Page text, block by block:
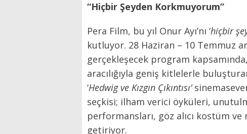
“Hiçbir Şeyden Korkmuyorum”
Pera Film, bu yıl Onur Ayı’nı ‘hiçbir
kutluyor. 28 Haziran – 10 Temmuz
gerçekleşecek program
aracılığıyla geniş kitlelerle
‘Hedwig ve Kızgın Çıkıntısı’
seçkisi; ilham verici öyküleri,
performansları, göz alıcı kostüm
getiriyor.